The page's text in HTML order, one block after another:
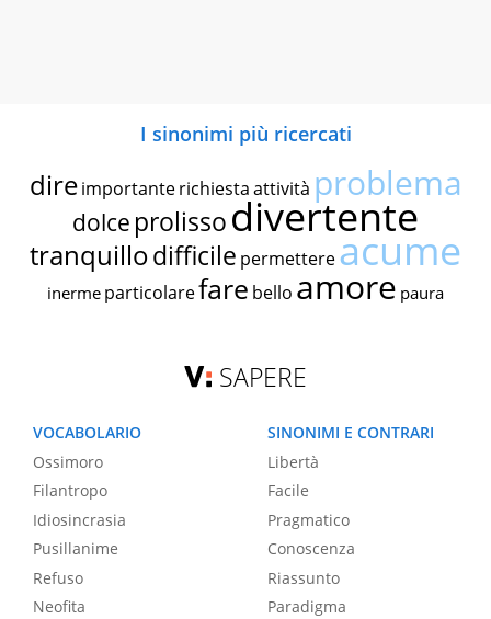
I sinonimi più ricercati
dire importante richiestaattività problema
dolce prolissodivertente
tranquillodifficile permettereacume
inerme particolarefare bello amore paura
SAPERE
VOCABOLARIO
Ossimoro
Filantropo
Idiosincrasia
Pusillanime
Refuso
Neofita
SINONIMI E CONTRARI
Libertà
Facile
Pragmatico
Conoscenza
Riassunto
Paradigma